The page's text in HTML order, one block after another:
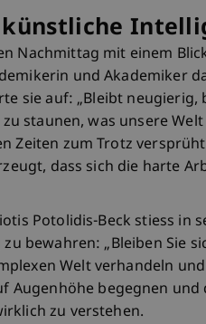
Nachmittag mit einem
und Akademiker
sie auf: „Bleibt
staunen, was unsere
Zeiten zum Trotz
dass sich die harte
Potolidis-Beck stiess in
bewahren: „Bleiben Sie
Welt verhandeln
Augenhöhe begegnen
zu verstehen.